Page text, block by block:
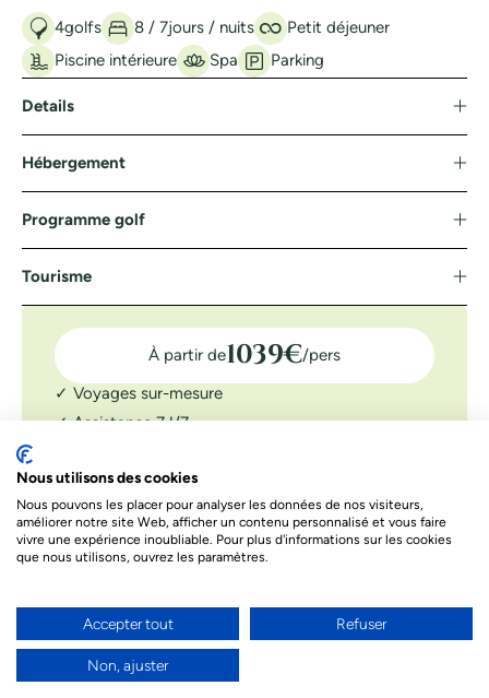
4golfs 8 / 7jours / nuits
Petit déjeuner
Piscine intérieure
Spa Parking
Details
Hébergement
Programme golf
Tourisme
À partir de1039€/pers
✓ Voyages sur-mesure
✓ Assistance 7J/7
Le prix indiqué ci-dessous est à titre informatif. Les prix
dépendent de différents facteurs. Le prix final de votre séjour
sera celui proposé par nos conseillers
Besoin d’un conseil par téléphone ?
Nos conseillers sont à votre écoute par téléphone
pour donner vie à votre projet de voyage et
Nous utilisons des cookies
Nous pouvons les placer pour analyser les données de nos visiteurs,
améliorer notre site Web, afficher un contenu personnalisé et vous faire
vivre une expérience inoubliable. Pour plus d'informations sur les cookies
que nous utilisons, ouvrez les paramètres.
Accepter tout Refuser
Non, ajuster